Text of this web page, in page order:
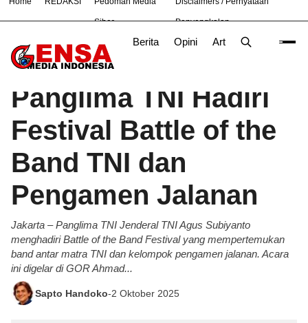
Siber Penyangkalan
Berita Opini Artikel
# Bekasi Nasional News TNI
Beranda/Berita
Panglima TNI Hadiri
Festival Battle of the
Band TNI dan
Pengamen Jalanan
Jakarta – Panglima TNI Jenderal TNI Agus Subiyanto
menghadiri Battle of the Band Festival yang mempertemukan
band antar matra TNI dan kelompok pengamen jalanan. Acara
ini digelar di GOR Ahmad...
Sapto Handoko-2 Oktober 2025